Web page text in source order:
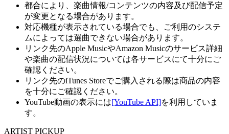
都合により、楽曲情報/コンテンツの内容及び配信予定
が変更となる場合があります。
対応機種が表示されている場合でも、ご利用のシステ
ムによっては選曲できない場合があります。
リンク先のApple MusicやAmazon Musicのサービス詳細
や楽曲の配信状況については各サービスにて十分にご
確認ください。
リンク先のiTunes Storeでご購入される際は商品の内容
を十分にご確認ください。
YouTube動画の表示には[YouTube API]を利用していま
す。
ARTIST PICKUP